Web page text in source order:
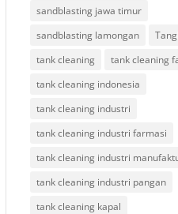
sandblasting jawa timur
sandblasting lamongan
tank cleaning
tank cleaning
tank cleaning indonesia
tank cleaning industri
tank cleaning industri farmasi
tank cleaning industri
tank cleaning industri pangan
tank cleaning kapal